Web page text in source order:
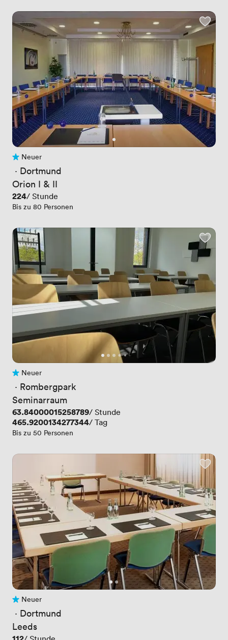
Noch keine Bewertungen
Neuer
· Dortmund
Orion I & II
Preis
224/ Stunde
Bis zu 80 Personen
Noch keine Bewertungen
Neuer
· Rombergpark
Seminarraum
Preis
63.84000015258789/ Stunde
Preis
465.9200134277344/ Tag
Bis zu 50 Personen
Noch keine Bewertungen
Neuer
· Dortmund
Leeds